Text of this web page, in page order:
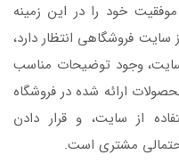
خود را در این زمینه
فروشگاهی انتظار دارد،
سایت، وجود توضیحات مناسب
ارائه شده در فروشگاه
از سایت، و قرار دادن
مشتری است.